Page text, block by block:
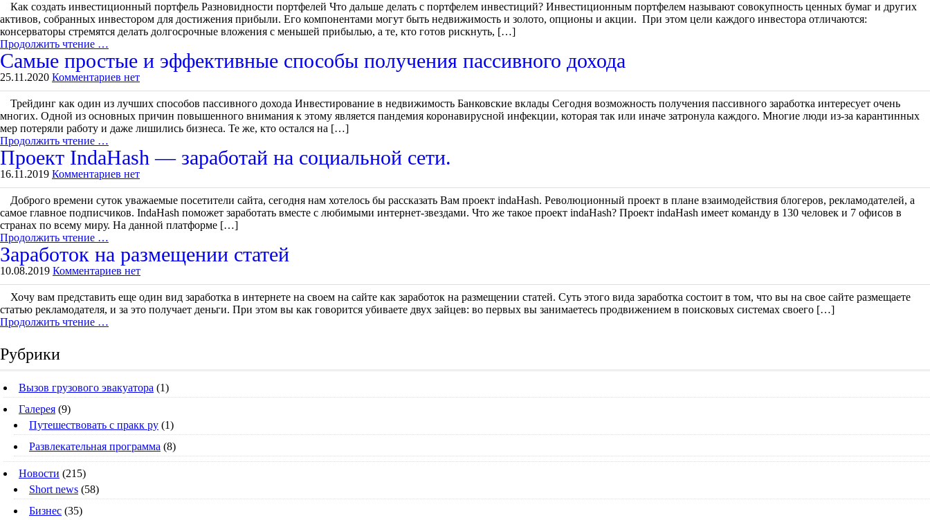
Как создать инвестиционный портфель Разновидности портфелей Что дальше делать с портфелем инвестиций? Инвестиционным портфелем называют совокупность ценных бумаг и других
активов, собранных инвестором для достижения прибыли. Его компонентами могут быть недвижимость и золото, опционы и акции. При этом цели каждого инвестора отличаются:
консерваторы стремятся делать долгосрочные вложения с меньшей прибылью, а те, кто готов рискнуть, […]
Продолжить чтение …
Самые простые и эффективные способы получения пассивного дохода
25.11.2020 Комментариев нет
Трейдинг как один из лучших способов пассивного дохода Инвестирование в недвижимость Банковские вклады Сегодня возможность получения пассивного заработка интересует очень
многих. Одной из основных причин повышенного внимания к этому является пандемия коронавирусной инфекции, которая так или иначе затронула каждого. Многие люди из-за карантинных
мер потеряли работу и даже лишились бизнеса. Те же, кто остался на […]
Продолжить чтение …
Проект IndaHash — заработай на социальной сети.
16.11.2019 Комментариев нет
Доброго времени суток уважаемые посетители сайта, сегодня нам хотелось бы рассказать Вам проект indaHash. Революционный проект в плане взаимодействия блогеров, рекламодателей, а
самое главное подписчиков. IndaHash поможет заработать вместе с любимыми интернет-звездами. Что же такое проект indaHash? Проект indaHash имеет команду в 130 человек и 7 офисов в
странах по всему миру. На данной платформе […]
Продолжить чтение …
Заработок на размещении статей
10.08.2019 Комментариев нет
Хочу вам представить еще один вид заработка в интернете на своем на сайте как заработок на размещении статей. Суть этого вида заработка состоит в том, что вы на свое сайте размещаете
статью рекламодателя, и за это получает деньги. При этом вы как говорится убиваете двух зайцев: во первых вы занимаетесь продвижением в поисковых системах своего […]
Продолжить чтение …
Рубрики
Вызов грузового эвакуатора (1)
Галерея (9)
Путешествовать с пракк ру (1)
Развлекательная программа (8)
Новости (215)
Short news (58)
Бизнес (35)